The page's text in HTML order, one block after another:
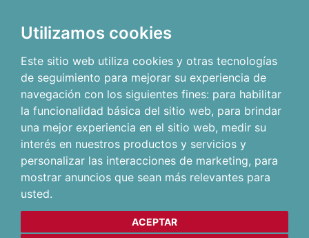
Utilizamos cookies
Este sitio web utiliza cookies y otras tecnologías
de seguimiento para mejorar su experiencia de
navegación con los siguientes fines: para habilitar
la funcionalidad básica del sitio web, para brindar
una mejor experiencia en el sitio web, medir su
interés en nuestros productos y servicios y
personalizar las interacciones de marketing, para
mostrar anuncios que sean más relevantes para
usted.
ACEPTAR